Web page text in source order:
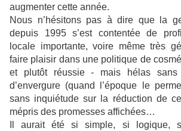
augmenter cette année.
Nous n’hésitons pas à dire que la
depuis 1995 s’est contentée de
locale importante, voire même très
faire plaisir dans une politique de
et plutôt réussie - mais hélas sans
d’envergure (quand l’époque le
sans inquiétude sur la réduction de
mépris des promesses affichées…
Il aurait été si simple, si logique,